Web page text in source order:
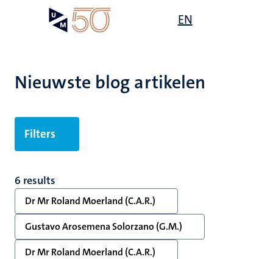
gaan
EN
Nieuwste blog artikelen
Filters
6 results
Dr Mr Roland Moerland (C.A.R.)
Gustavo Arosemena Solorzano (G.M.)
Dr Mr Roland Moerland (C.A.R.)